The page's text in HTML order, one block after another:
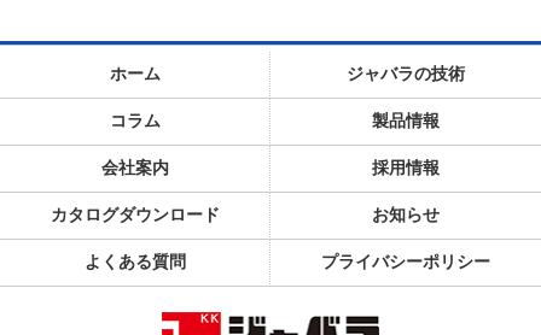
ホーム ジャバラの技術
コラム 製品情報
会社案内 採用情報
カタログダウンロード お知らせ
よくある質問 プライバシーポリシー